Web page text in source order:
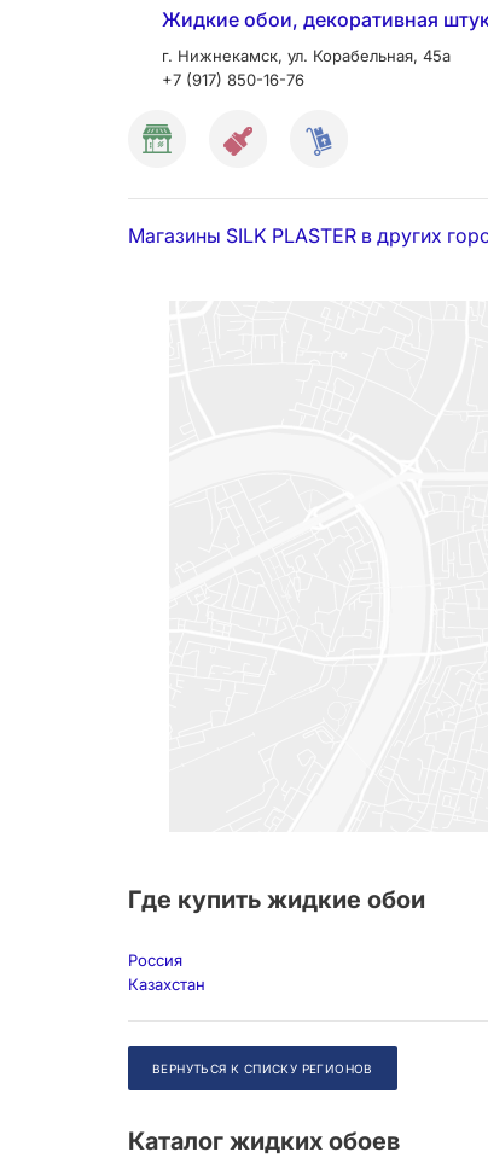
Жидкие обои, декоративная
г. Нижнекамск, ул. Корабельная, 45а
+7 (917) 850-16-76
Магазины SILK PLASTER в других
Где купить жидкие обои
Россия
Казахстан
ВЕРНУТЬСЯ К СПИСКУ РЕГИОНОВ
Каталог жидких обоев